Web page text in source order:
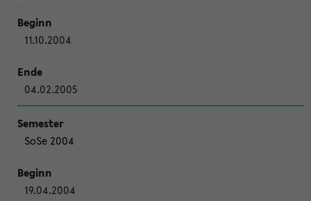
11.10.2004
04.02.2005
SoSe 2004
19.04.2004